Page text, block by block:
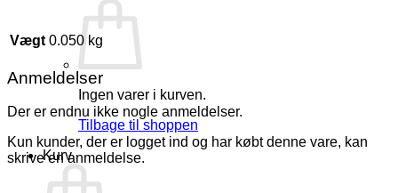
Ingen varer i kurven.
Tilbage til shoppen
Kurv
Vægt 0.050 kg
Anmeldelser
Der er endnu ikke nogle anmeldelser.
Kun kunder, der er logget ind og har købt denne vare, kan
skrive en anmeldelse.